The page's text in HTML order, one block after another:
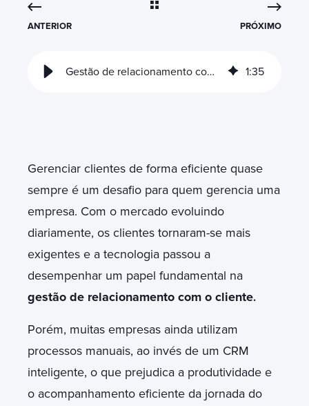
ANTERIOR PRÓXIMO
Gestão de relacionamento com o cliente: migre para um CRM Inteligente 1:35
Gerenciar clientes de forma eficiente quase
sempre é um desafio para quem gerencia uma
empresa. Com o mercado evoluindo
diariamente, os clientes tornaram-se mais
exigentes e a tecnologia passou a
desempenhar um papel fundamental na
gestão de relacionamento com o cliente.
Porém, muitas empresas ainda utilizam
processos manuais, ao invés de um CRM
inteligente, o que prejudica a produtividade e
o acompanhamento eficiente da jornada do